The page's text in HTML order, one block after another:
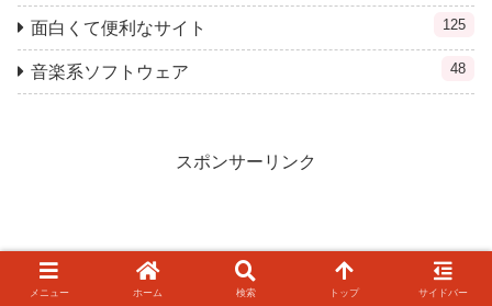
面白くて便利なサイト 125
音楽系ソフトウェア 48
スポンサーリンク
メニュー ホーム 検索 トップ サイドバー